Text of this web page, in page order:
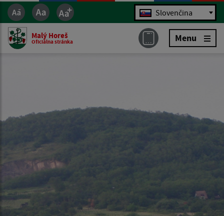
Jazyk Slovenčina
Malý Horeš
Oficiálna stránka Menu